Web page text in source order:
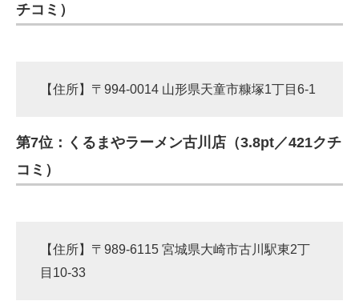
チコミ）
【住所】〒994-0014 山形県天童市糠塚1丁目6-1
第7位：くるまやラーメン古川店（3.8pt／421クチ
コミ）
【住所】〒989-6115 宮城県大崎市古川駅東2丁
目10-33